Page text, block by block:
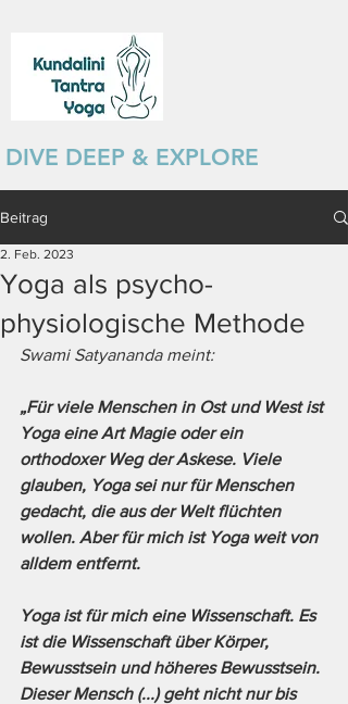
DIVE DEEP & EXPLORE
Beitrag
Yoga als psycho-
physiologische Methode
2. Feb. 2023
Swami Satyananda meint:
„Für viele Menschen in Ost und West ist
Yoga eine Art Magie oder ein
orthodoxer Weg der Askese. Viele
glauben, Yoga sei nur für Menschen
gedacht, die aus der Welt flüchten
wollen. Aber für mich ist Yoga weit von
alldem entfernt.
Yoga ist für mich eine Wissenschaft. Es
ist die Wissenschaft über Körper,
Bewusstsein und höheres Bewusstsein.
Dieser Mensch (...) geht nicht nur bis